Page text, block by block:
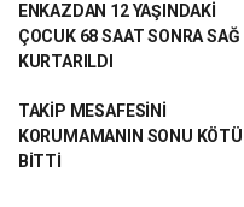
ENKAZDAN 12 YAŞINDAKİ
ÇOCUK 68 SAAT SONRA SAĞ
KURTARILDI
TAKİP MESAFESİNİ
KORUMAMANIN SONU KÖTÜ
BİTTİ